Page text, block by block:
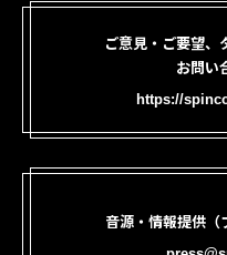
ご意見・ご要望、
お問い
https://
音源・情報提供（